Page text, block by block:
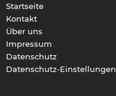
Startseite
Kontakt
Über uns
Impressum
Datenschutz
Datenschutz-Einstellungen